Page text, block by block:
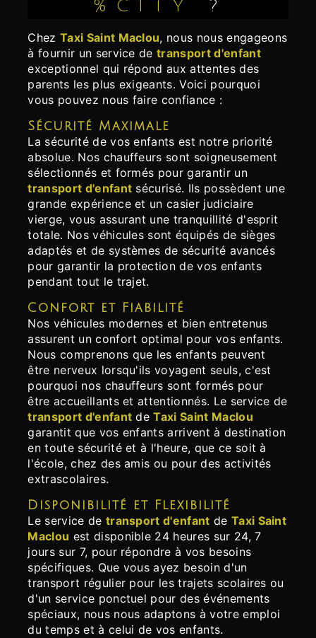
%CITY
?
Chez Taxi Saint Maclou, nous nous engageons
à fournir un service detransport d'enfant
exceptionnel qui répond aux attentes des
parents les plus exigeants. Voici pourquoi
vous pouvez nous faire confiance :
Sécurité Maximale
La sécurité de vos enfants est notre priorité
absolue. Nos chauffeurs sont soigneusement
sélectionnés et formés pour garantir un
transport d'enfant sécurisé. Ils possèdent une
grande expérience et un casier judiciaire
vierge, vous assurant une tranquillité d'esprit
totale. Nos véhicules sont équipés de sièges
adaptés et de systèmes de sécurité avancés
pour garantir la protection de vos enfants
pendant tout le trajet.
Confort et Fiabilité
Nos véhicules modernes et bien entretenus
assurent un confort optimal pour vos enfants.
Nous comprenons que les enfants peuvent
être nerveux lorsqu'ils voyagent seuls, c'est
pourquoi nos chauffeurs sont formés pour
être accueillants et attentionnés. Le service de
transport d'enfant deTaxi Saint Maclou
garantit que vos enfants arrivent à destination
en toute sécurité et à l'heure, que ce soit à
l'école, chez des amis ou pour des activités
extrascolaires.
Disponibilité et Flexibilité
Le service de transport d'enfant de Taxi Saint
Maclou est disponible 24 heures sur 24, 7
jours sur 7, pour répondre à vos besoins
spécifiques. Que vous ayez besoin d'un
transport régulier pour les trajets scolaires ou
d'un service ponctuel pour des événements
spéciaux, nous nous adaptons à votre emploi
du temps et à celui de vos enfants.